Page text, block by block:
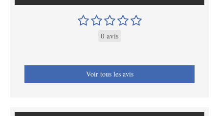
0 avis
Voir tous les avis